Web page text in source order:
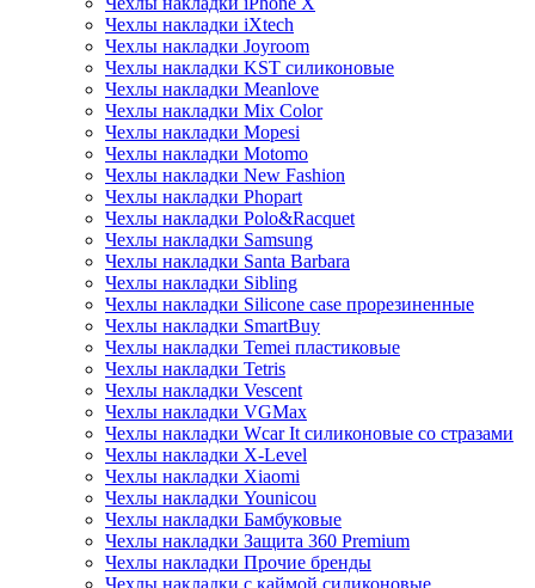
Чехлы накладки iXtech
Чехлы накладки Joyroom
Чехлы накладки KST силиконовые
Чехлы накладки Meanlove
Чехлы накладки Mix Color
Чехлы накладки Mopesi
Чехлы накладки Motomo
Чехлы накладки New Fashion
Чехлы накладки Phopart
Чехлы накладки Polo&Racquet
Чехлы накладки Samsung
Чехлы накладки Santa Barbara
Чехлы накладки Sibling
Чехлы накладки Silicone case прорезиненные
Чехлы накладки SmartBuy
Чехлы накладки Temei пластиковые
Чехлы накладки Tetris
Чехлы накладки Vescent
Чехлы накладки VGMax
Чехлы накладки Wcar It силиконовые со стразами
Чехлы накладки X-Level
Чехлы накладки Xiaomi
Чехлы накладки Younicou
Чехлы накладки Бамбуковые
Чехлы накладки Защита 360 Premium
Чехлы накладки Прочие бренды
Чехлы накладки с каймой силиконовые